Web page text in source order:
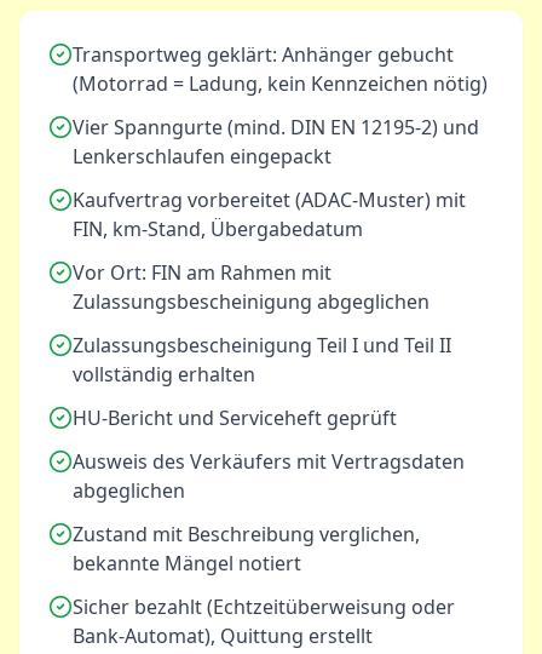
Transportweg geklärt: Anhänger gebucht
(Motorrad = Ladung, kein Kennzeichen nötig)
Vier Spanngurte (mind. DIN EN 12195-2) und
Lenkerschlaufen eingepackt
Kaufvertrag vorbereitet (ADAC-Muster) mit
FIN, km-Stand, Übergabedatum
Vor Ort: FIN am Rahmen mit
Zulassungsbescheinigung abgeglichen
Zulassungsbescheinigung Teil I und Teil II
vollständig erhalten
HU-Bericht und Serviceheft geprüft
Ausweis des Verkäufers mit Vertragsdaten
abgeglichen
Zustand mit Beschreibung verglichen,
bekannte Mängel notiert
Sicher bezahlt (Echtzeitüberweisung oder
Bank-Automat), Quittung erstellt